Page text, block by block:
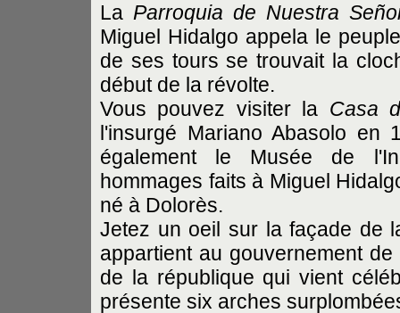
La Parroquia de Nuestra
Miguel Hidalgo appela le
de ses tours se trouvait la
début de la révolte.
Vous pouvez visiter la Casa
l'insurgé Mariano Abasolo en
également le Musée de
hommages faits à Miguel
né à Dolorès.
Jetez un oeil sur la façade de
appartient au gouvernement
de la république qui vient
présente six arches